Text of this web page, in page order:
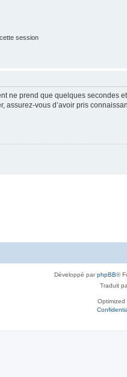
session
ne prend que quelques
vous d’avoir pris
Développé parphpBB®
Traduit
Optimized